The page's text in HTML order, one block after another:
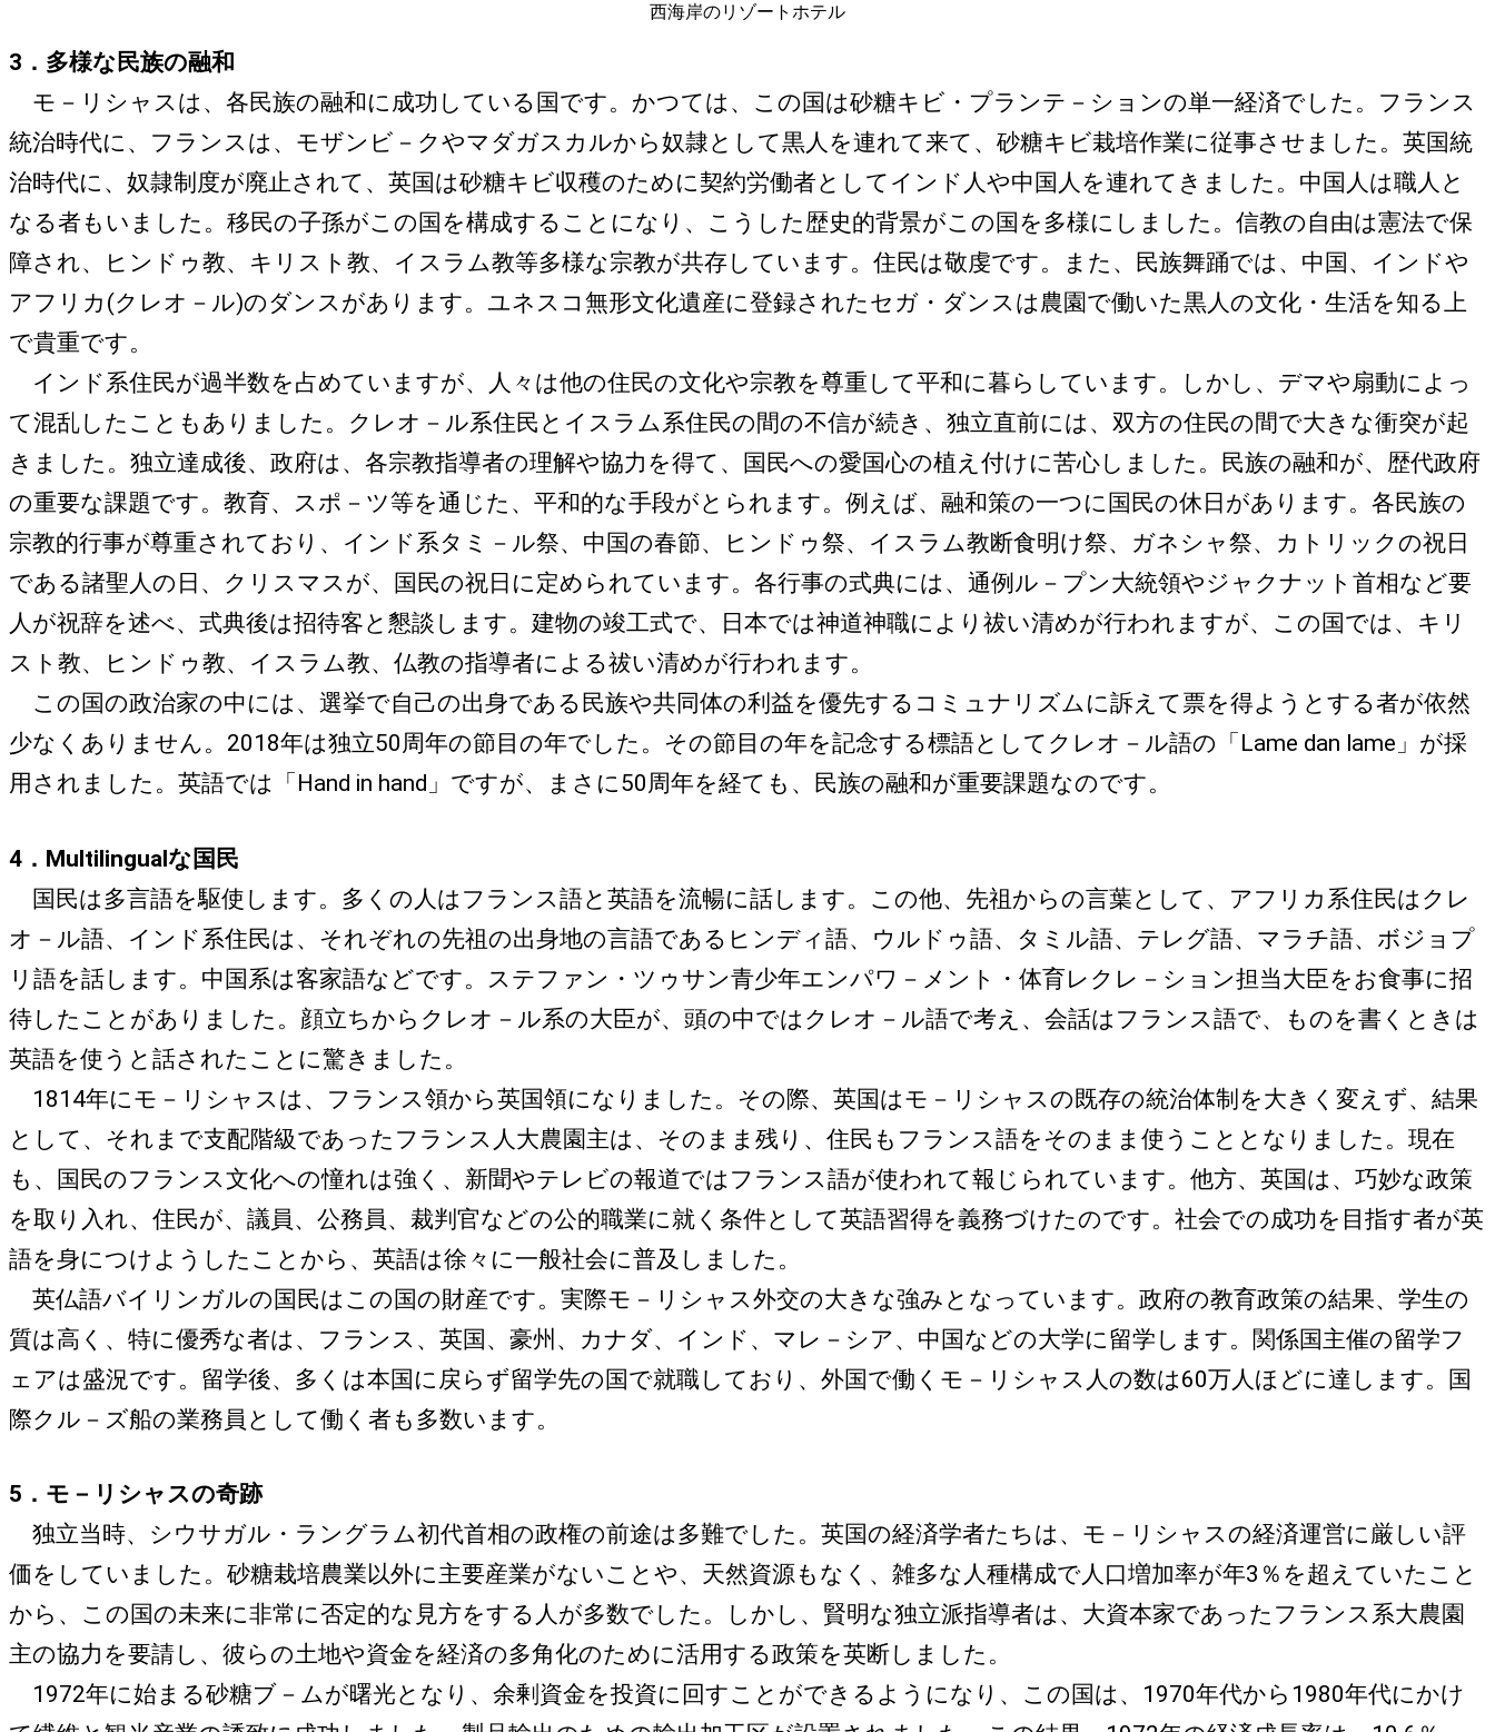
西海岸のリゾートホテル
3．多様な民族の融和
モ－リシャスは、各民族の融和に成功している国です。かつては、この国は砂糖キビ・プランテ－ションの単一経済でした。フランス
統治時代に、フランスは、モザンビ－クやマダガスカルから奴隷として黒人を連れて来て、砂糖キビ栽培作業に従事させました。英国統
治時代に、奴隷制度が廃止されて、英国は砂糖キビ収穫のために契約労働者としてインド人や中国人を連れてきました。中国人は職人と
なる者もいました。移民の子孫がこの国を構成することになり、こうした歴史的背景がこの国を多様にしました。信教の自由は憲法で保
障され、ヒンドゥ教、キリスト教、イスラム教等多様な宗教が共存しています。住民は敬虔です。また、民族舞踊では、中国、インドや
アフリカ(クレオ－ル)のダンスがあります。ユネスコ無形文化遺産に登録されたセガ・ダンスは農園で働いた黒人の文化・生活を知る上
で貴重です。
インド系住民が過半数を占めていますが、人々は他の住民の文化や宗教を尊重して平和に暮らしています。しかし、デマや扇動によっ
て混乱したこともありました。クレオ－ル系住民とイスラム系住民の間の不信が続き、独立直前には、双方の住民の間で大きな衝突が起
きました。独立達成後、政府は、各宗教指導者の理解や協力を得て、国民への愛国心の植え付けに苦心しました。民族の融和が、歴代政府
の重要な課題です。教育、スポ－ツ等を通じた、平和的な手段がとられます。例えば、融和策の一つに国民の休日があります。各民族の
宗教的行事が尊重されており、インド系タミ－ル祭、中国の春節、ヒンドゥ祭、イスラム教断食明け祭、ガネシャ祭、カトリックの祝日
である諸聖人の日、クリスマスが、国民の祝日に定められています。各行事の式典には、通例ル－プン大統領やジャクナット首相など要
人が祝辞を述べ、式典後は招待客と懇談します。建物の竣工式で、日本では神道神職により祓い清めが行われますが、この国では、キリ
スト教、ヒンドゥ教、イスラム教、仏教の指導者による祓い清めが行われます。
この国の政治家の中には、選挙で自己の出身である民族や共同体の利益を優先するコミュナリズムに訴えて票を得ようとする者が依然
少なくありません。2018年は独立50周年の節目の年でした。その節目の年を記念する標語としてクレオ－ル語の「Lame dan lame」が採
用されました。英語では「Hand in hand」ですが、まさに50周年を経ても、民族の融和が重要課題なのです。
4．Multilingualな国民
国民は多言語を駆使します。多くの人はフランス語と英語を流暢に話します。この他、先祖からの言葉として、アフリカ系住民はクレ
オ－ル語、インド系住民は、それぞれの先祖の出身地の言語であるヒンディ語、ウルドゥ語、タミル語、テレグ語、マラチ語、ボジョプ
リ語を話します。中国系は客家語などです。ステファン・ツゥサン青少年エンパワ－メント・体育レクレ－ション担当大臣をお食事に招
待したことがありました。顔立ちからクレオ－ル系の大臣が、頭の中ではクレオ－ル語で考え、会話はフランス語で、ものを書くときは
英語を使うと話されたことに驚きました。
1814年にモ－リシャスは、フランス領から英国領になりました。その際、英国はモ－リシャスの既存の統治体制を大きく変えず、結果
として、それまで支配階級であったフランス人大農園主は、そのまま残り、住民もフランス語をそのまま使うこととなりました。現在
も、国民のフランス文化への憧れは強く、新聞やテレビの報道ではフランス語が使われて報じられています。他方、英国は、巧妙な政策
を取り入れ、住民が、議員、公務員、裁判官などの公的職業に就く条件として英語習得を義務づけたのです。社会での成功を目指す者が英
語を身につけようしたことから、英語は徐々に一般社会に普及しました。
英仏語バイリンガルの国民はこの国の財産です。実際モ－リシャス外交の大きな強みとなっています。政府の教育政策の結果、学生の
質は高く、特に優秀な者は、フランス、英国、豪州、カナダ、インド、マレ－シア、中国などの大学に留学します。関係国主催の留学フ
ェアは盛況です。留学後、多くは本国に戻らず留学先の国で就職しており、外国で働くモ－リシャス人の数は60万人ほどに達します。国
際クル－ズ船の業務員として働く者も多数います。
5．モ－リシャスの奇跡
独立当時、シウサガル・ラングラム初代首相の政権の前途は多難でした。英国の経済学者たちは、モ－リシャスの経済運営に厳しい評
価をしていました。砂糖栽培農業以外に主要産業がないことや、天然資源もなく、雑多な人種構成で人口増加率が年3％を超えていたこと
から、この国の未来に非常に否定的な見方をする人が多数でした。しかし、賢明な独立派指導者は、大資本家であったフランス系大農園
主の協力を要請し、彼らの土地や資金を経済の多角化のために活用する政策を英断しました。
1972年に始まる砂糖ブ－ムが曙光となり、余剰資金を投資に回すことができるようになり、この国は、1970年代から1980年代にかけ